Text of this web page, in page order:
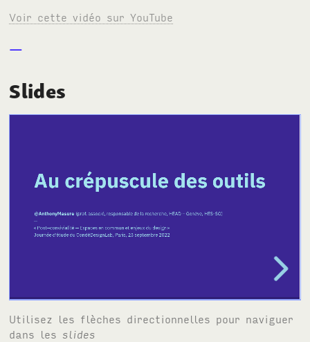
Voir cette vidéo sur YouTube
Slides
Utilisez les flèches directionnelles pour naviguer
dans les slides